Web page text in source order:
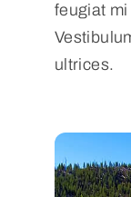
feugiat
ultrices.